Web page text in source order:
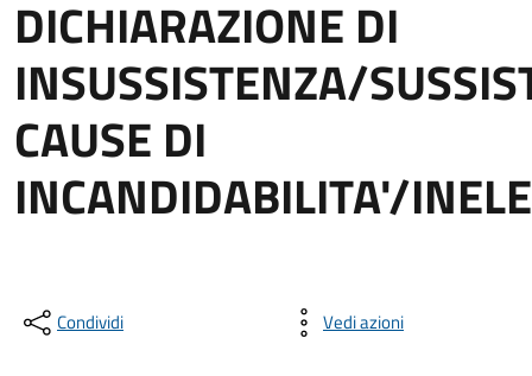
DICHIARAZIONE DI
INSUSSISTENZA/
CAUSE DI
INCANDIDABILITA'/
Condividi Vedi azioni